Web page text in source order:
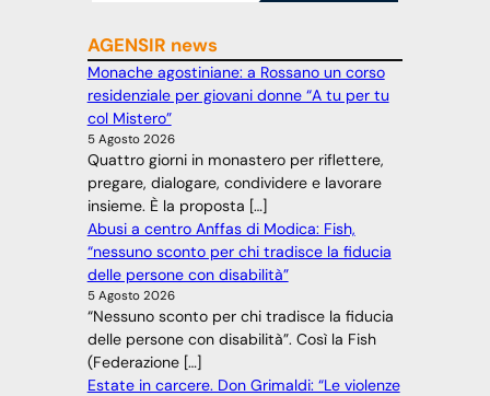
AGENSIR news
Monache agostiniane: a Rossano un corso
residenziale per giovani donne “A tu per tu
col Mistero”
5 Agosto 2026
Quattro giorni in monastero per riflettere,
pregare, dialogare, condividere e lavorare
insieme. È la proposta […]
Abusi a centro Anffas di Modica: Fish,
“nessuno sconto per chi tradisce la fiducia
delle persone con disabilità”
5 Agosto 2026
“Nessuno sconto per chi tradisce la fiducia
delle persone con disabilità”. Così la Fish
(Federazione […]
Estate in carcere. Don Grimaldi: “Le violenze